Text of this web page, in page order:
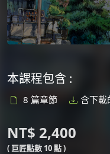
本課程包含 :
8 篇章節 含下載
NT$ 2,400
( 巨匠點數 10 點 )